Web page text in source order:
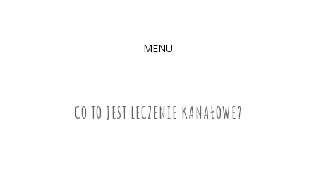
MENU
CO TO JEST LECZENIE KANAŁOWE?